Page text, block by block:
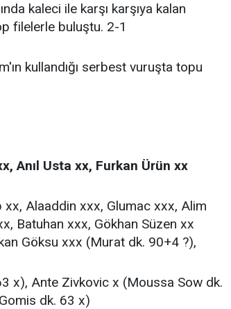
kaleci ile karşı karşıya kalan
filelerle buluştu. 2-1
kullandığı serbest vuruşta topu
Anıl Usta xx, Furkan Ürün xx
Alaaddin xxx, Glumac xxx, Alim
Batuhan xxx, Gökhan Süzen xx
Göksu xxx (Murat dk. 90+4 ?),
x), Ante Zivkovic x (Moussa Sow dk.
dk. 63 x)